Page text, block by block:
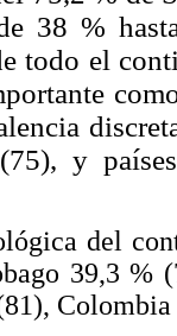
38 %
todo el
y
del
39,3 %